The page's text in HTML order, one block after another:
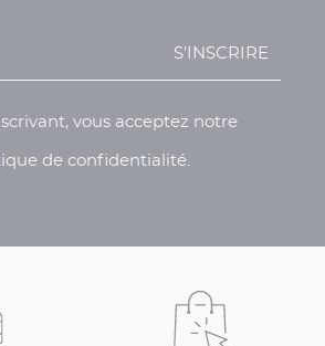
S'INSCRIRE
vous acceptez notre
de confidentialité.